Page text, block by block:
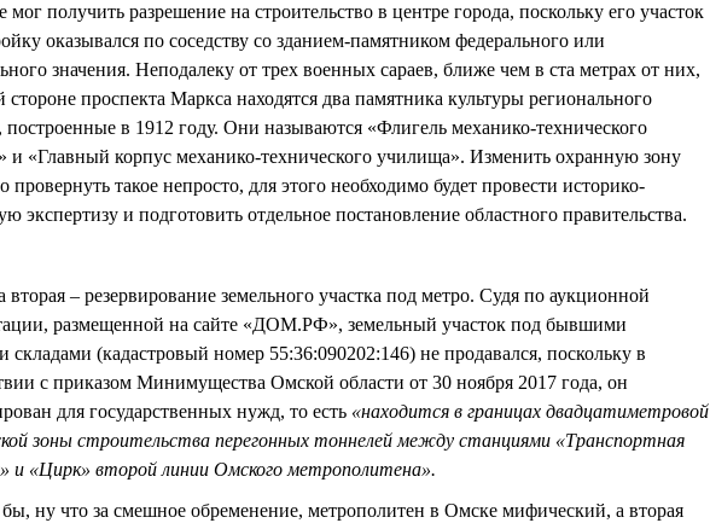
мог получить разрешение на строительство в центре города, поскольку его участок
оказывался по соседству со зданием-памятником федерального или
значения. Неподалеку от трех военных сараев, ближе чем в ста метрах от них,
стороне проспекта Маркса находятся два памятника культуры регионального
построенные в 1912 году. Они называются «Флигель механико-технического
и «Главный корпус механико-технического училища». Изменить охранную зону
провернуть такое непросто, для этого необходимо будет провести историко-
экспертизу и подготовить отдельное постановление областного правительства.
вторая – резервирование земельного участка под метро. Судя по аукционной
размещенной на сайте «ДОМ.РФ», земельный участок под бывшими
складами (кадастровый номер 55:36:090202:146) не продавался, поскольку в
с приказом Минимущества Омской области от 30 ноября 2017 года, он
для государственных нужд, то есть «находится в границах двадцатиметровой
зоны строительства перегонных тоннелей между станциями «Транспортная
и «Цирк» второй линии Омского метрополитена».
бы, ну что за смешное обременение, метрополитен в Омске мифический, а вторая